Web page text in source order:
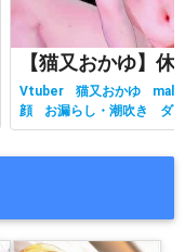
Vtuber 猫又おかゆ
顔
お漏らし・潮吹き
ダ
有り
ホロライブ
主観視点